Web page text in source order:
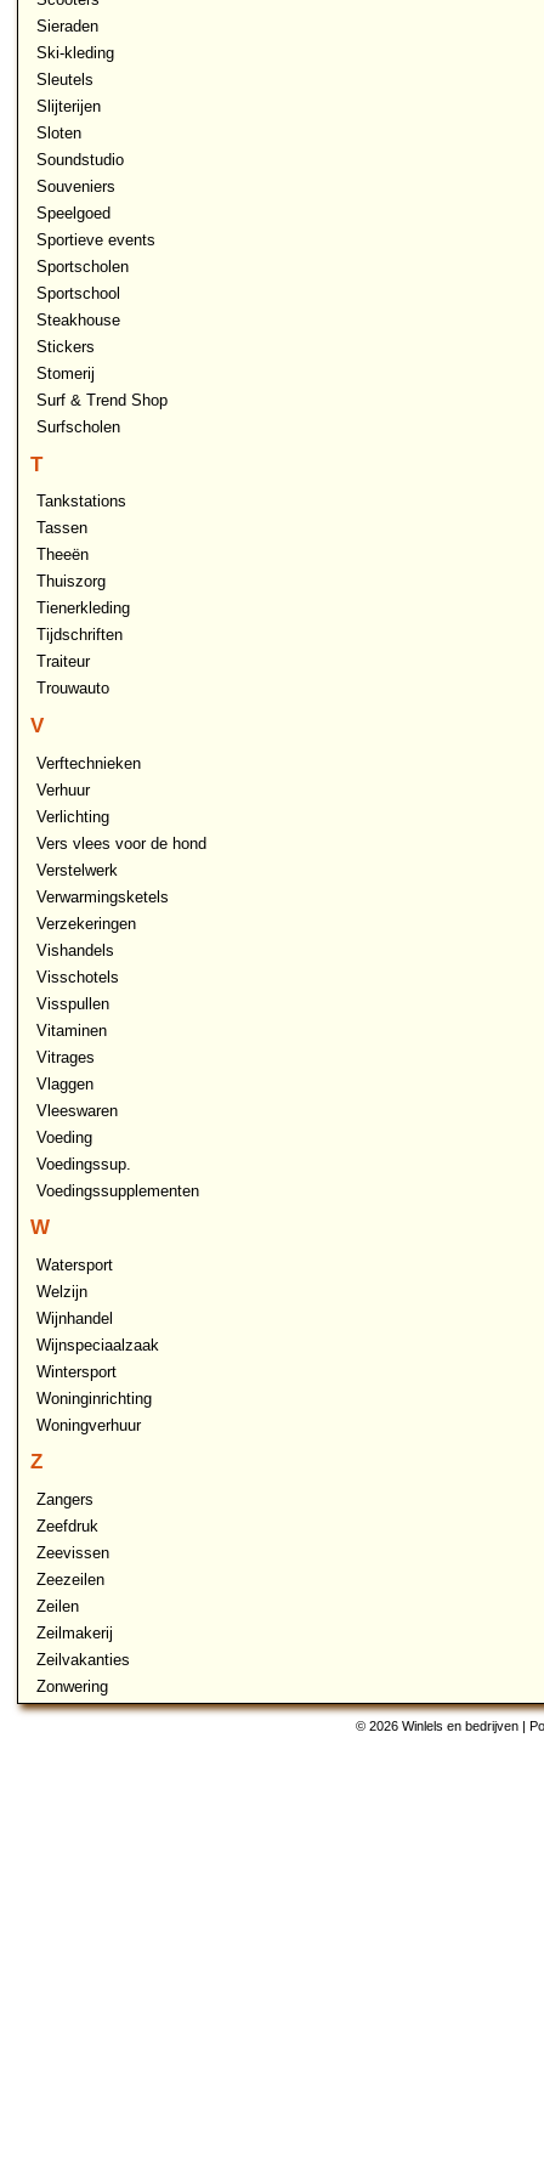
Sieraden
Ski-kleding
Sleutels
Slijterijen
Sloten
Soundstudio
Souveniers
Speelgoed
Sportieve events
Sportscholen
Sportschool
Steakhouse
Stickers
Stomerij
Surf & Trend Shop
Surfscholen
T
Tankstations
Tassen
Theeën
Thuiszorg
Tienerkleding
Tijdschriften
Traiteur
Trouwauto
V
Verftechnieken
Verhuur
Verlichting
Vers vlees voor de hond
Verstelwerk
Verwarmingsketels
Verzekeringen
Vishandels
Visschotels
Visspullen
Vitaminen
Vitrages
Vlaggen
Vleeswaren
Voeding
Voedingssup.
Voedingssupplementen
W
Watersport
Welzijn
Wijnhandel
Wijnspeciaalzaak
Wintersport
Woninginrichting
Woningverhuur
Z
Zangers
Zeefdruk
Zeevissen
Zeezeilen
Zeilen
Zeilmakerij
Zeilvakanties
Zonwering
© 2026 Winlels en bedrijven |